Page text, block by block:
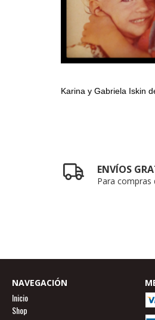
Karina y Gabriela Iskin
ENVÍOS
Para compras
NAVEGACIÓN
Inicio
Shop